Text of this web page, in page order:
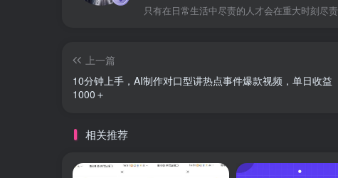
只有在日常生活中尽责的人才会在重大时刻尽责
上一篇
10分钟上手，AI制作对口型讲热点事件爆款视频，单日收益
1000＋
相关推荐